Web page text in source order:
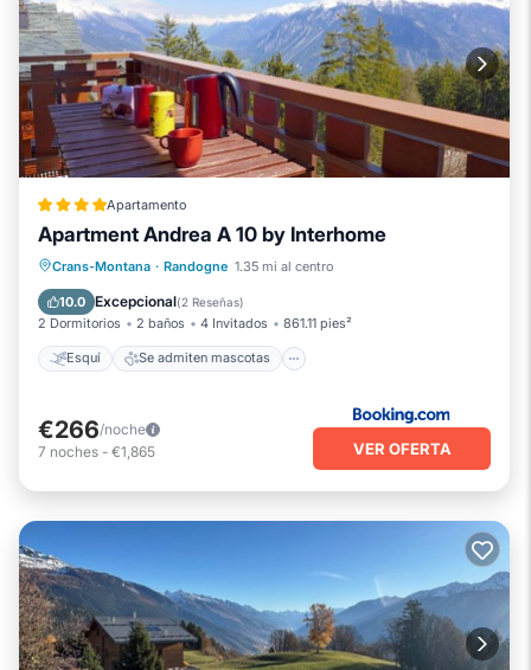
Apartamento
Apartment Andrea A 10 by Interhome
Crans-Montana · Randogne 1.35 mi al centro
10.0 Excepcional(2 Reseñas)
2 Dormitorios 2 baños 4 Invitados 861.11 pies²
Esquí Se admiten mascotas
Esquí
Se admiten mascotas
Aparcamiento
€266/noche
7 noches - €1,865 VER OFERTA